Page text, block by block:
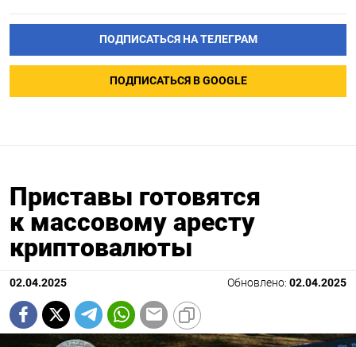
ПОДПИСАТЬСЯ НА ТЕЛЕГРАМ
ПОДПИСАТЬСЯ В GOOGLE
Приставы готовятся
к массовому аресту
криптовалюты
02.04.2025 Обновлено: 02.04.2025